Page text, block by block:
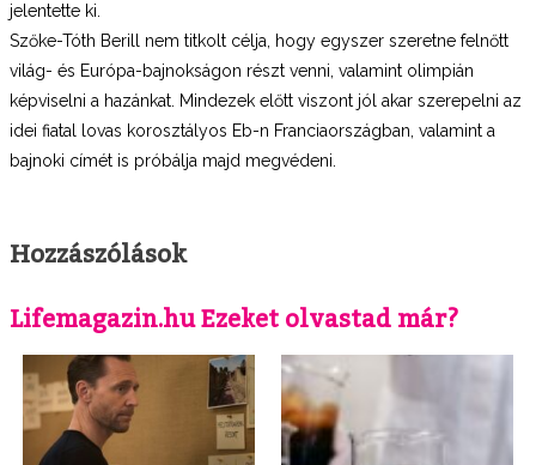
jelentette ki.
Szőke-Tóth Berill nem titkolt célja, hogy egyszer szeretne felnőtt
világ- és Európa-bajnokságon részt venni, valamint olimpián
képviselni a hazánkat. Mindezek előtt viszont jól akar szerepelni az
idei fiatal lovas korosztályos Eb-n Franciaországban, valamint a
bajnoki címét is próbálja majd megvédeni.
Hozzászólások
Lifemagazin.hu Ezeket olvastad már?